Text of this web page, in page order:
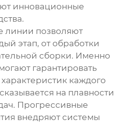
инновационные
линии позволяют
этап, от обработки
сборки. Именно
гарантировать
каждого
на плавности
Прогрессивные
внедряют системы